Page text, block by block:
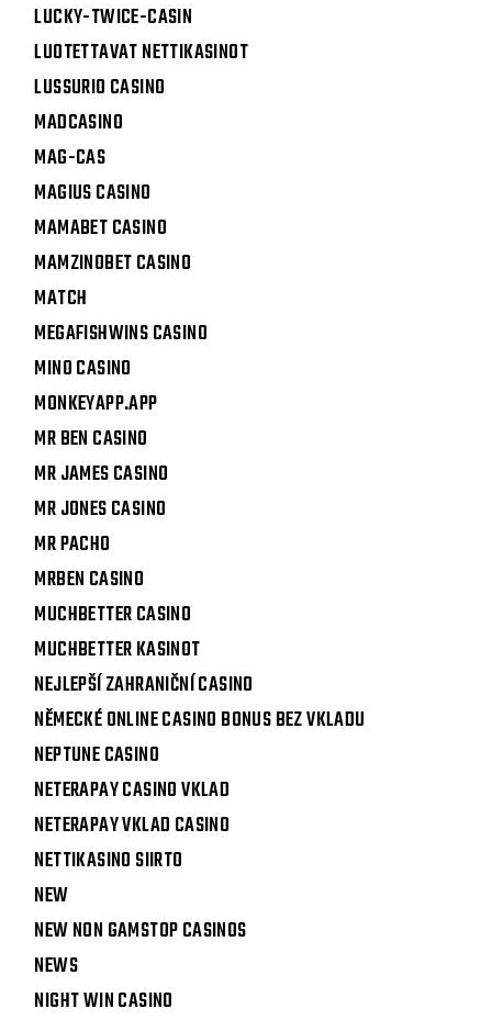
LUCKY-TWICE-CASIN
LUOTETTAVAT NETTIKASINOT
LUSSURIO CASINO
MADCASINO
MAG-CAS
MAGIUS CASINO
MAMABET CASINO
MAMZINOBET CASINO
MATCH
MEGAFISHWINS CASINO
MINO CASINO
MONKEYAPP.APP
MR BEN CASINO
MR JAMES CASINO
MR JONES CASINO
MR PACHO
MRBEN CASINO
MUCHBETTER CASINO
MUCHBETTER KASINOT
NEJLEPŠÍ ZAHRANIČNÍ CASINO
NĚMECKÉ ONLINE CASINO BONUS BEZ VKLADU
NEPTUNE CASINO
NETERAPAY CASINO VKLAD
NETERAPAY VKLAD CASINO
NETTIKASINO SIIRTO
NEW
NEW NON GAMSTOP CASINOS
NEWS
NIGHT WIN CASINO